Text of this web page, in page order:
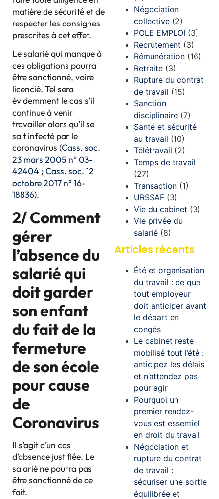
matière de sécurité et de
respecter les consignes
prescrites à cet effet.
Le salarié qui manque à
ces obligations pourra
être sanctionné, voire
licencié. Tel sera
évidemment le cas s’il
continue à venir
travailler alors qu’il se
sait infecté par le
coronavirus (Cass. soc.
23 mars 2005 n° 03-
42404 ; Cass. soc. 12
octobre 2017 n° 16-
18836).
2/ Comment
gérer
l’absence du
salarié qui
doit garder
son enfant
du fait de la
fermeture
de son école
pour cause
de
Coronavirus
Il s’agit d’un cas
d’absence justifiée. Le
salarié ne pourra pas
être sanctionné de ce
fait.
Négociation
collective (2)
POLE EMPLOI (3)
Recrutement (3)
Rémunération (16)
Retraite (3)
Rupture du contrat
de travail (15)
Sanction
disciplinaire (7)
Santé et sécurité
au travail (10)
Télétravail (2)
Temps de travail
(27)
Transaction (1)
URSSAF (3)
Vie du cabinet (3)
Vie privée du
salarié (8)
Articles récents
Été et organisation
du travail : ce que
tout employeur
doit anticiper avant
le départ en
congés
Le cabinet reste
mobilisé tout l’été :
anticipez les délais
et n’attendez pas
pour agir
Pourquoi un
premier rendez-
vous est essentiel
en droit du travail
Négociation et
rupture du contrat
de travail :
sécuriser une sortie
équilibrée et